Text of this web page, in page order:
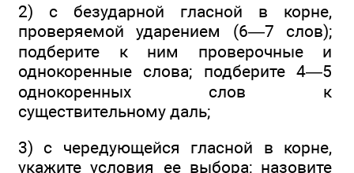
2) с безударной гласной в корне,
проверяемой ударением (6—7 слов);
подберите к ним проверочные и
однокоренные слова; подберите 4—5
однокоренных слов к
существительному даль;
3) с чередующейся гласной в корне,
укажите условия ее выбора; назовите